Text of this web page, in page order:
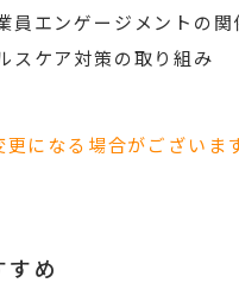
員エンゲージメントの関
スケア対策の取り組み
になる場合がございま
すめ